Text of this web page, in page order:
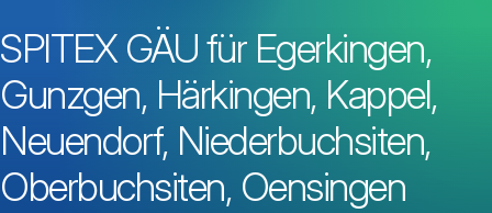
SPITEX GÄU für Egerkingen,
Gunzgen, Härkingen, Kappel,
Neuendorf, Niederbuchsiten,
Oberbuchsiten, Oensingen